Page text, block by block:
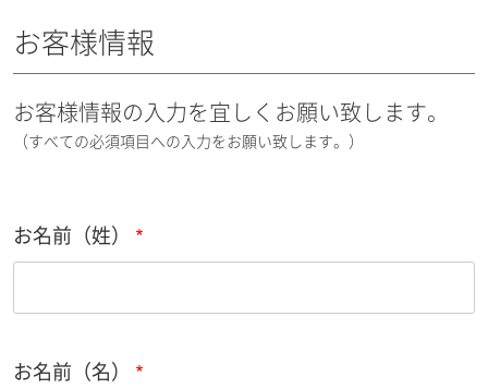
お客様情報
お客様情報の入力を宜しくお願い致します。
（すべての必須項目への入力をお願い致します。）
お名前（姓）
お名前（名）